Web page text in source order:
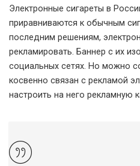
Электронные сигареты в
приравниваются к обычным
последним решениям,
рекламировать. Баннер с их
социальных сетях. Но можно
косвенно связан с рекламой
настроить на него рекламную